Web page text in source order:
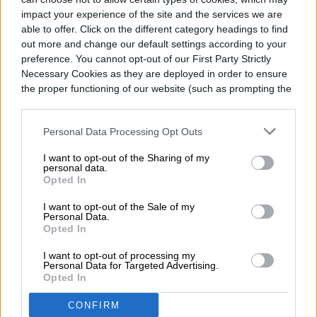
impact your experience of the site and the services we are
able to offer. Click on the different category headings to find
out more and change our default settings according to your
preference. You cannot opt-out of our First Party Strictly
Necessary Cookies as they are deployed in order to ensure
the proper functioning of our website (such as prompting the
Personal Data Processing Opt Outs
I want to opt-out of the Sharing of my
personal data.
Opted In
I want to opt-out of the Sale of my
Personal Data.
Opted In
I want to opt-out of processing my
Personal Data for Targeted Advertising.
Opted In
CONFIRM
rápida
80W
11
Motorola
Edge
X30
3,650,00
0
Snapdrag
on 8 Gen
1, pantalla
144Hz,
5000mA
13 Lite
0
1, pantalla
rápida
67W
Nubia